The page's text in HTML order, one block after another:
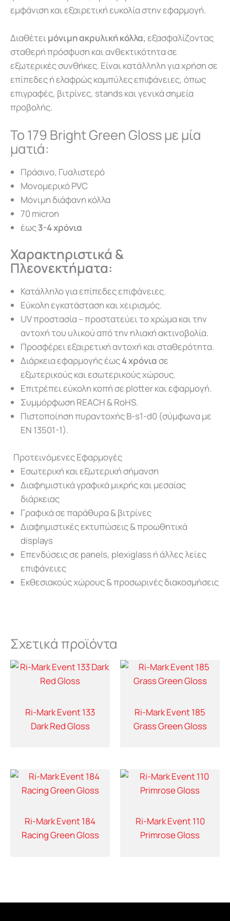
εμφάνιση και εξαιρετική ευκολία στην εφαρμογή.
Διαθέτειμόνιμη ακρυλική κόλλα, εξασφαλίζοντας
σταθερή πρόσφυση και ανθεκτικότητα σε
εξωτερικές συνθήκες. Είναι κατάλληλη για χρήση σε
επίπεδες ή ελαφρώς καμπύλες επιφάνειες, όπως
επιγραφές, βιτρίνες, stands και γενικά σημεία
προβολής.
Το 179 Bright Green Gloss με μία
ματιά:
Πράσινο, Γυαλιστερό
Μονομερικό PVC
Μόνιμη διάφανη κόλλα
70 micron
έως3-4 χρόνια
Χαρακτηριστικά &
Πλεονεκτήματα:
Κατάλληλο για επίπεδες επιφάνειες.
Εύκολη εγκατάσταση και χειρισμός.
UV προστασία – προστατεύει το χρώμα και την
αντοχή του υλικού από την ηλιακή ακτινοβολία.
Προσφέρει εξαιρετική αντοχή και σταθερότητα.
Διάρκεια εφαρμογής έως4 χρόνιασε
εξωτερικούς και εσωτερικούς χώρους.
Επιτρέπει εύκολη κοπή σε plotter και εφαρμογή.
Συμμόρφωση REACH & RoHS.
Πιστοποίηση πυραντοχής B-s1-d0 (σύμφωνα με
EN 13501-1).
Προτεινόμενες Εφαρμογές
Εσωτερική και εξωτερική σήμανση
Διαφημιστικά γραφικά μικρής και μεσαίας
διάρκειας
Γραφικά σε παράθυρα & βιτρίνες
Διαφημιστικές εκτυπώσεις & προωθητικά
displays
Επενδύσεις σε panels, plexiglass ή άλλες λείες
επιφάνειες
Εκθεσιακούς χώρους & προσωρινές διακοσμήσεις
Σχετικά προϊόντα
Ri-Mark Event 133
Dark Red Gloss
Ri-Mark Event 185
Grass Green Gloss
Ri-Mark Event 184
Racing Green Gloss
Ri-Mark Event 110
Primrose Gloss